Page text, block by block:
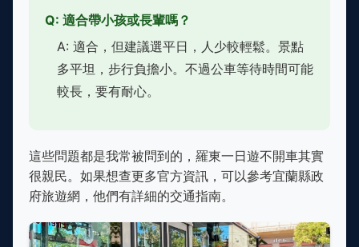
Q: 適合帶小孩或長輩嗎？
A: 適合，但建議選平日，人少較輕鬆。景點
多平坦，步行負擔小。不過公車等待時間可能
較長，要有耐心。
這些問題都是我常被問到的，羅東一日遊不開車其實
很親民。如果想查更多官方資訊，可以參考宜蘭縣政
府旅遊網，他們有詳細的交通指南。